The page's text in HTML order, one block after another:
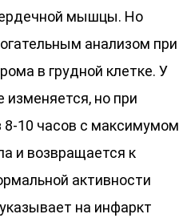
мышцы. Но
анализом при
в грудной клетке. У
но при
8-10 часов с максимумом
и возвращается к
активности
на инфаркт